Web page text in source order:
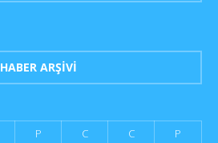
HABER ARŞIVI
P C C P